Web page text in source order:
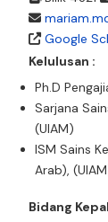
Google
Kelulusan :
Ph.D
Sarjana
(UIAM)
ISM Sains
Arab),
Bidang